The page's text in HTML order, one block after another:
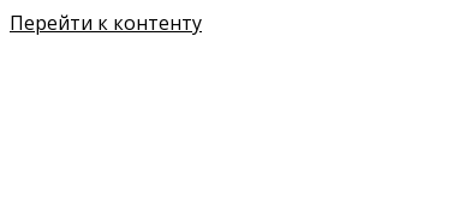
Перейти к контенту